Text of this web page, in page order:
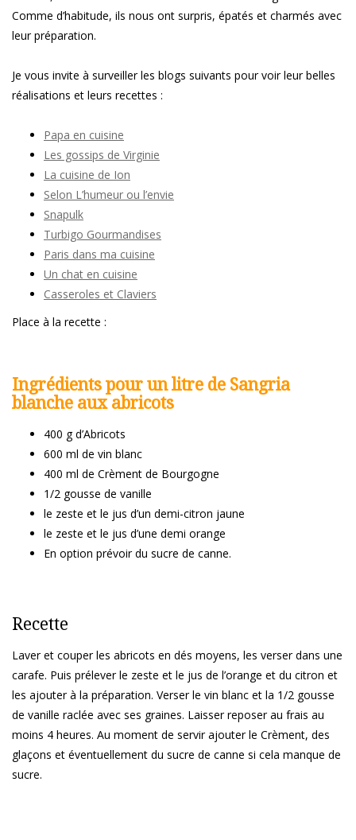
Comme d’habitude, ils nous ont surpris, épatés et charmés avec
leur préparation.
Je vous invite à surveiller les blogs suivants pour voir leur belles
réalisations et leurs recettes :
Papa en cuisine
Les gossips de Virginie
La cuisine de Ion
Selon L’humeur ou l’envie
Snapulk
Turbigo Gourmandises
Paris dans ma cuisine
Un chat en cuisine
Casseroles et Claviers
Place à la recette :
Ingrédients pour un litre de Sangria
blanche aux abricots
400 g d’Abricots
600 ml de vin blanc
400 ml de Crèment de Bourgogne
1/2 gousse de vanille
le zeste et le jus d’un demi-citron jaune
le zeste et le jus d’une demi orange
En option prévoir du sucre de canne.
Recette
Laver et couper les abricots en dés moyens, les verser dans une
carafe. Puis prélever le zeste et le jus de l’orange et du citron et
les ajouter à la préparation. Verser le vin blanc et la 1/2 gousse
de vanille raclée avec ses graines. Laisser reposer au frais au
moins 4 heures. Au moment de servir ajouter le Crèment, des
glaçons et éventuellement du sucre de canne si cela manque de
sucre.